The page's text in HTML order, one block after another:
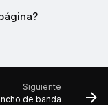
Siguiente
de banda